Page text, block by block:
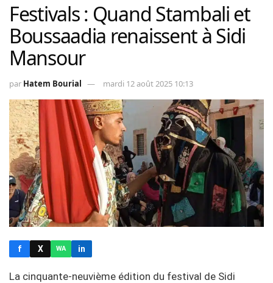
Festivals : Quand Stambali et
Boussaadia renaissent à Sidi
Mansour
par Hatem Bourial mardi 12 août 2025 10:13
f X WA in
La cinquante-neuvième édition du festival de Sidi